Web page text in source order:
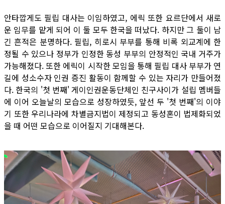
안타깝게도 필립 대사는 이임하였고, 에릭 또한 요르단에서 새로
운 임무를 맡게 되어 이 둘 모두 한국을 떠났다. 하지만 그 둘이 남
긴 흔적은 분명하다. 필립, 히로시 부부를 통해 비록 외교계에 한
정될 수 있으나 정부가 인정한 동성 부부의 안정적인 국내 거주가
가능해졌다. 또한 에릭이 시작한 모임을 통해 필립 대사 부부가 연
길에 성소수자 인권 증진 활동이 함께할 수 있는 자리가 만들어졌
다. 한국의 '첫 번째' 게이인권운동단체인 친구사이가 설립 멤버들
에 이어 오늘날의 모습으로 성장하였듯, 앞선 두 '첫 번째'의 이야
기 또한 우리나라에 차별금지법이 제정되고 동성혼이 법제화되었
을 때 어떤 모습으로 이어질지 기대해본다.